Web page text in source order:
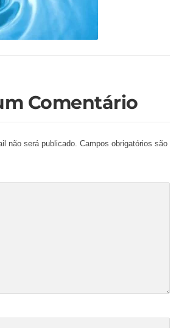
Comentário
não será publicado. Campos obrigatórios são